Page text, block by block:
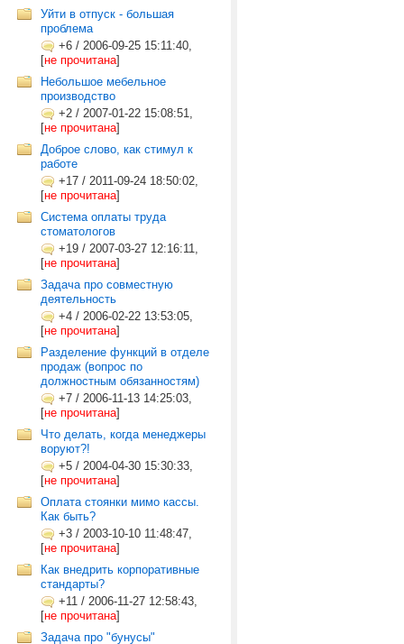
Уйти в отпуск - большая
проблема
+6 / 2006-09-25 15:11:40,
[не прочитана]
Небольшое мебельное
производство
+2 / 2007-01-22 15:08:51,
[не прочитана]
Доброе слово, как стимул к
работе
+17 / 2011-09-24 18:50:02,
[не прочитана]
Система оплаты труда
стоматологов
+19 / 2007-03-27 12:16:11,
[не прочитана]
Задача про совместную
деятельность
+4 / 2006-02-22 13:53:05,
[не прочитана]
Разделение функций в отделе
продаж (вопрос по
должностным обязанностям)
+7 / 2006-11-13 14:25:03,
[не прочитана]
Что делать, когда менеджеры
воруют?!
+5 / 2004-04-30 15:30:33,
[не прочитана]
Оплата стоянки мимо кассы.
Как быть?
+3 / 2003-10-10 11:48:47,
[не прочитана]
Как внедрить корпоративные
стандарты?
+11 / 2006-11-27 12:58:43,
[не прочитана]
Задача про "бунусы"